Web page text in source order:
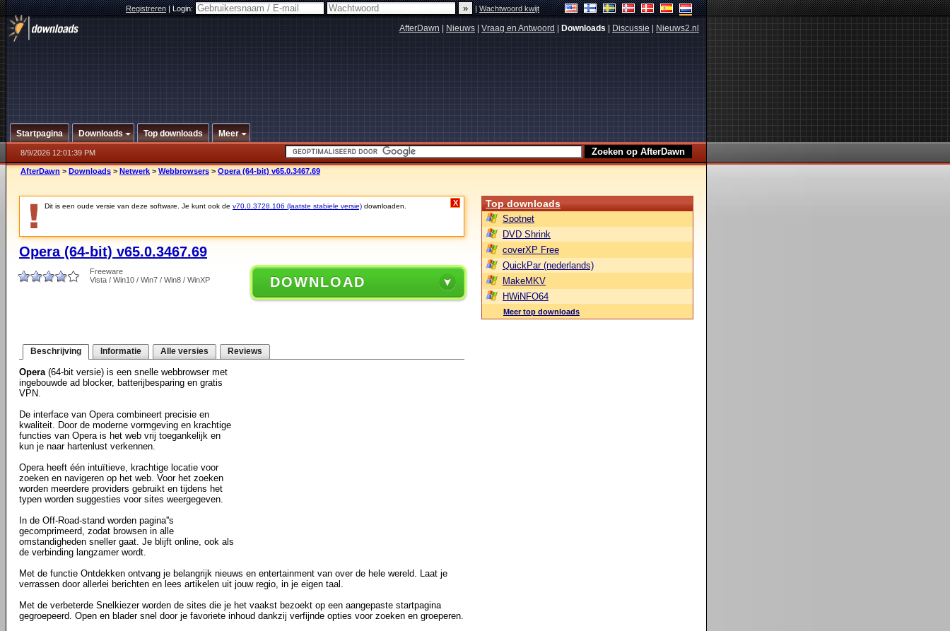
Registreren|Login: |Wachtwoord kwijt
AfterDawn Nieuws Vraag en Antwoord Downloads Discussie Nieuws2.nl
Startpagina Downloads Top downloads Meer
8/9/2026 12:01:39 PM
AfterDawn > Downloads > Netwerk > Webbrowsers > Opera (64-bit) v65.0.3467.69
Dit is een oude versie van deze software. Je kunt ook de v70.0.3728.106 (laatste stabiele versie) downloaden. X
Opera (64-bit) v65.0.3467.69
Freeware
Vista / Win10 / Win7 / Win8 / WinXP
DOWNLOAD
Beschrijving Informatie Alle versies Reviews
Opera(64-bit versie) is een snelle webbrowser met
ingebouwde ad blocker, batterijbesparing en gratis
VPN.
De interface van Opera combineert precisie en
kwaliteit. Door de moderne vormgeving en krachtige
functies van Opera is het web vrij toegankelijk en
kun je naar hartenlust verkennen.
Opera heeft één intuïtieve, krachtige locatie voor
zoeken en navigeren op het web. Voor het zoeken
worden meerdere providers gebruikt en tijdens het
typen worden suggesties voor sites weergegeven.
In de Off-Road-stand worden pagina''s
gecomprimeerd, zodat browsen in alle
omstandigheden sneller gaat. Je blijft online, ook als
de verbinding langzamer wordt.
Met de functie Ontdekken ontvang je belangrijk nieuws en entertainment van over de hele wereld. Laat je
verrassen door allerlei berichten en lees artikelen uit jouw regio, in je eigen taal.
Met de verbeterde Snelkiezer worden de sites die je het vaakst bezoekt op een aangepaste startpagina
gegroepeerd. Open en blader snel door je favoriete inhoud dankzij verfijnde opties voor zoeken en groeperen.
Top downloads
Spotnet
DVD Shrink
coverXP Free
QuickPar (nederlands)
MakeMKV
HWiNFO64
Meer top downloads